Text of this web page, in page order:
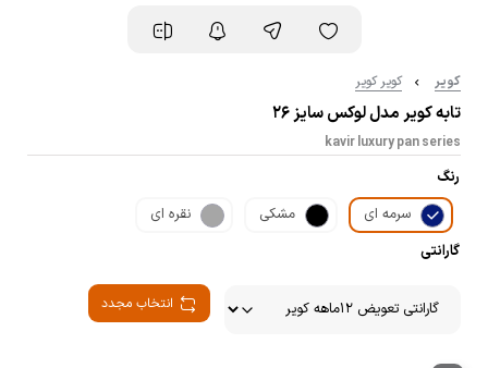
کویر کویر کویر
تابه کویر مدل لوکس سایز 26
kavir luxury pan series
رنگ
سرمه ای
مشکی
نقره ای
گارانتی
انتخاب مجدد